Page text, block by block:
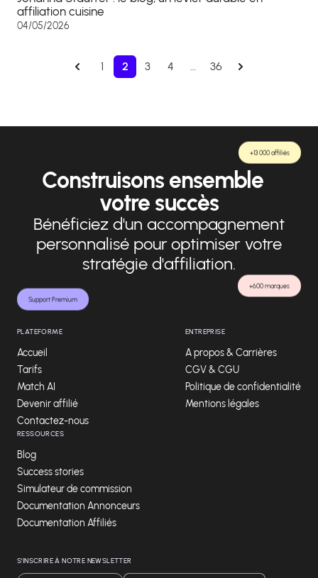
affiliation cuisine
04/05/2026
1 2 3 4 … 36
Support Premium
+600 marques
+13 000 affiliés
Construisons ensemble
votre succès
Bénéficiez d'un accompagnement
personnalisé pour optimiser votre
stratégie d'affiliation.
PLATEFORME
Accueil
Tarifs
Match AI
Devenir affilié
Contactez-nous
ENTREPRISE
A propos & Carrières
CGV & CGU
Politique de confidentialité
Mentions légales
RESSOURCES
Blog
Success stories
Simulateur de commission
Documentation Annonceurs
Documentation Affiliés
S'INSCRIRE À NOTRE NEWSLETTER